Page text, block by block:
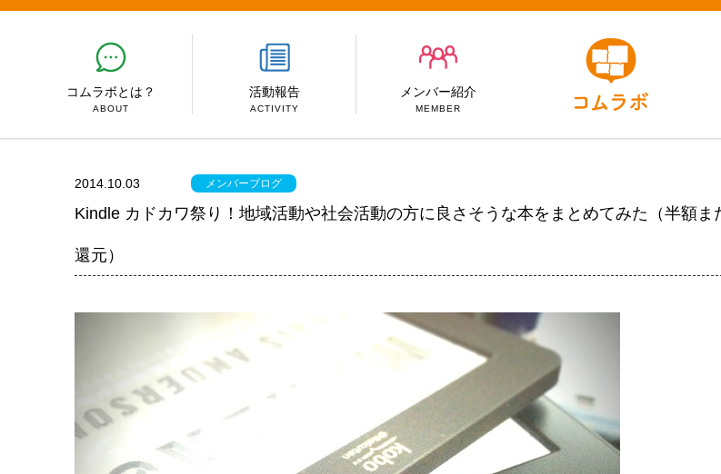
コムラボとは？
ABOUT
活動報告
ACTIVITY
メンバー紹介
MEMBER
2014.10.03 メンバーブログ
Kindle カドカワ祭り！地域活動や社会活動の方に良さそうな本をまとめてみた（半額ま
還元）